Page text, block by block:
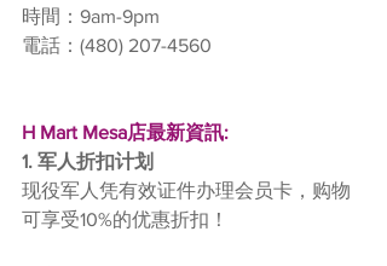
時間：9am-9pm
電話： (480) 207-4560
H Mart Mesa店最新資訊:
1. 军人折扣计划
现役军人凭有效证件办理会员卡，购物
可享受10%的优惠折扣！